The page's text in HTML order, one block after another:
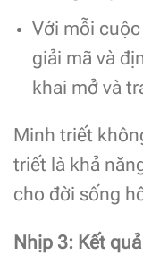
Với mỗi
giải mã và
khai mở và
Minh triết
triết là khả
cho đời sống
Nhịp 3: Kết